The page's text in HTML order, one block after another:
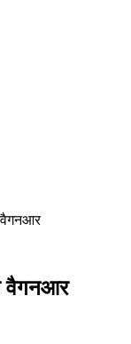
वैगनआर
वैगनआर